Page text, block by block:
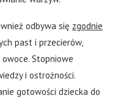
odbywa się zgodnie
past i przecierów,
Stopniowe
i ostrożności.
gotowości dziecka do